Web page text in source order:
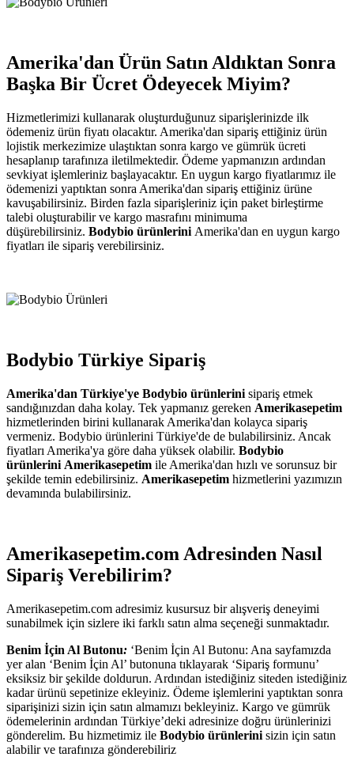
Amerika'dan Ürün Satın Aldıktan Sonra
Başka Bir Ücret Ödeyecek Miyim?
Hizmetlerimizi kullanarak oluşturduğunuz siparişlerinizde ilk
ödemeniz ürün fiyatı olacaktır. Amerika'dan sipariş ettiğiniz ürün
lojistik merkezimize ulaştıktan sonra kargo ve gümrük ücreti
hesaplanıp tarafınıza iletilmektedir. Ödeme yapmanızın ardından
sevkiyat işlemleriniz başlayacaktır. En uygun kargo fiyatlarımız ile
ödemenizi yaptıktan sonra Amerika'dan sipariş ettiğiniz ürüne
kavuşabilirsiniz. Birden fazla siparişleriniz için paket birleştirme
talebi oluşturabilir ve kargo masrafını minimuma
düşürebilirsiniz. Bodybio ürünlerini Amerika'dan en uygun kargo
fiyatları ile sipariş verebilirsiniz.
Bodybio Türkiye Sipariş
Amerika'dan Türkiye'ye Bodybio ürünlerini sipariş etmek
sandığınızdan daha kolay. Tek yapmanız gereken Amerikasepetim
hizmetlerinden birini kullanarak Amerika'dan kolayca sipariş
vermeniz. Bodybio ürünlerini Türkiye'de de bulabilirsiniz. Ancak
fiyatları Amerika'ya göre daha yüksek olabilir. Bodybio
ürünlerini Amerikasepetim ile Amerika'dan hızlı ve sorunsuz bir
şekilde temin edebilirsiniz. Amerikasepetim hizmetlerini yazımızın
devamında bulabilirsiniz.
Amerikasepetim.com Adresinden Nasıl
Sipariş Verebilirim?
Amerikasepetim.com adresimiz kusursuz bir alışveriş deneyimi
sunabilmek için sizlere iki farklı satın alma seçeneği sunmaktadır.
Benim İçin Al Butonu: ‘Benim İçin Al Butonu: Ana sayfamızda
yer alan ‘Benim İçin Al’ butonuna tıklayarak ‘Sipariş formunu’
eksiksiz bir şekilde doldurun. Ardından istediğiniz siteden istediğiniz
kadar ürünü sepetinize ekleyiniz. Ödeme işlemlerini yaptıktan sonra
siparişinizi sizin için satın almamızı bekleyiniz. Kargo ve gümrük
ödemelerinin ardından Türkiye’deki adresinize doğru ürünlerinizi
gönderelim. Bu hizmetimiz ile Bodybio ürünlerini sizin için satın
alabilir ve tarafınıza gönderebiliriz